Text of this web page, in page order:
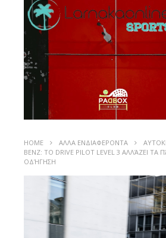
HOME ΑΛΛΑ ΕΝΔΙΑΦΕΡΟΝΤΑ
BENZ: ΤΟ DRIVE PILOT LEVEL 3 ΑΛΛΆΖΕΙ
ΟΔΉΓΗΣΗ